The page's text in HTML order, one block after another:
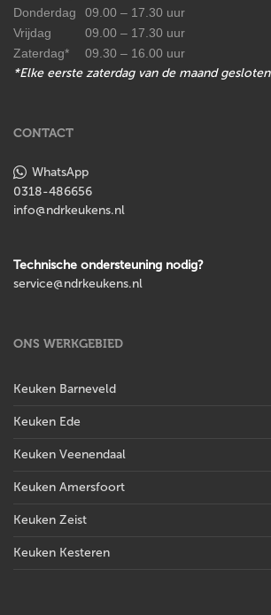
Donderdag
09.00 – 17.30 uur
Vrijdag
09.00 – 17.30 uur
Zaterdag*
09.30 – 16.00 uur
*Elke eerste zaterdag van de maand gesloten
CONTACT
WhatsApp
0318-486656
info@ndrkeukens.nl
Technische ondersteuning nodig?
service@ndrkeukens.nl
ONS WERKGEBIED
Keuken Barneveld
Keuken Ede
Keuken Veenendaal
Keuken Amersfoort
Keuken Zeist
Keuken Kesteren